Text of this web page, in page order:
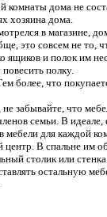
комнаты дома не
хозяина дома.
в магазине,
это совсем не то,
ящиков и полок им
полку.
более, что
забывайте, что
семьи. В идеале,
для каждой
В спальне им
столик или
остальную